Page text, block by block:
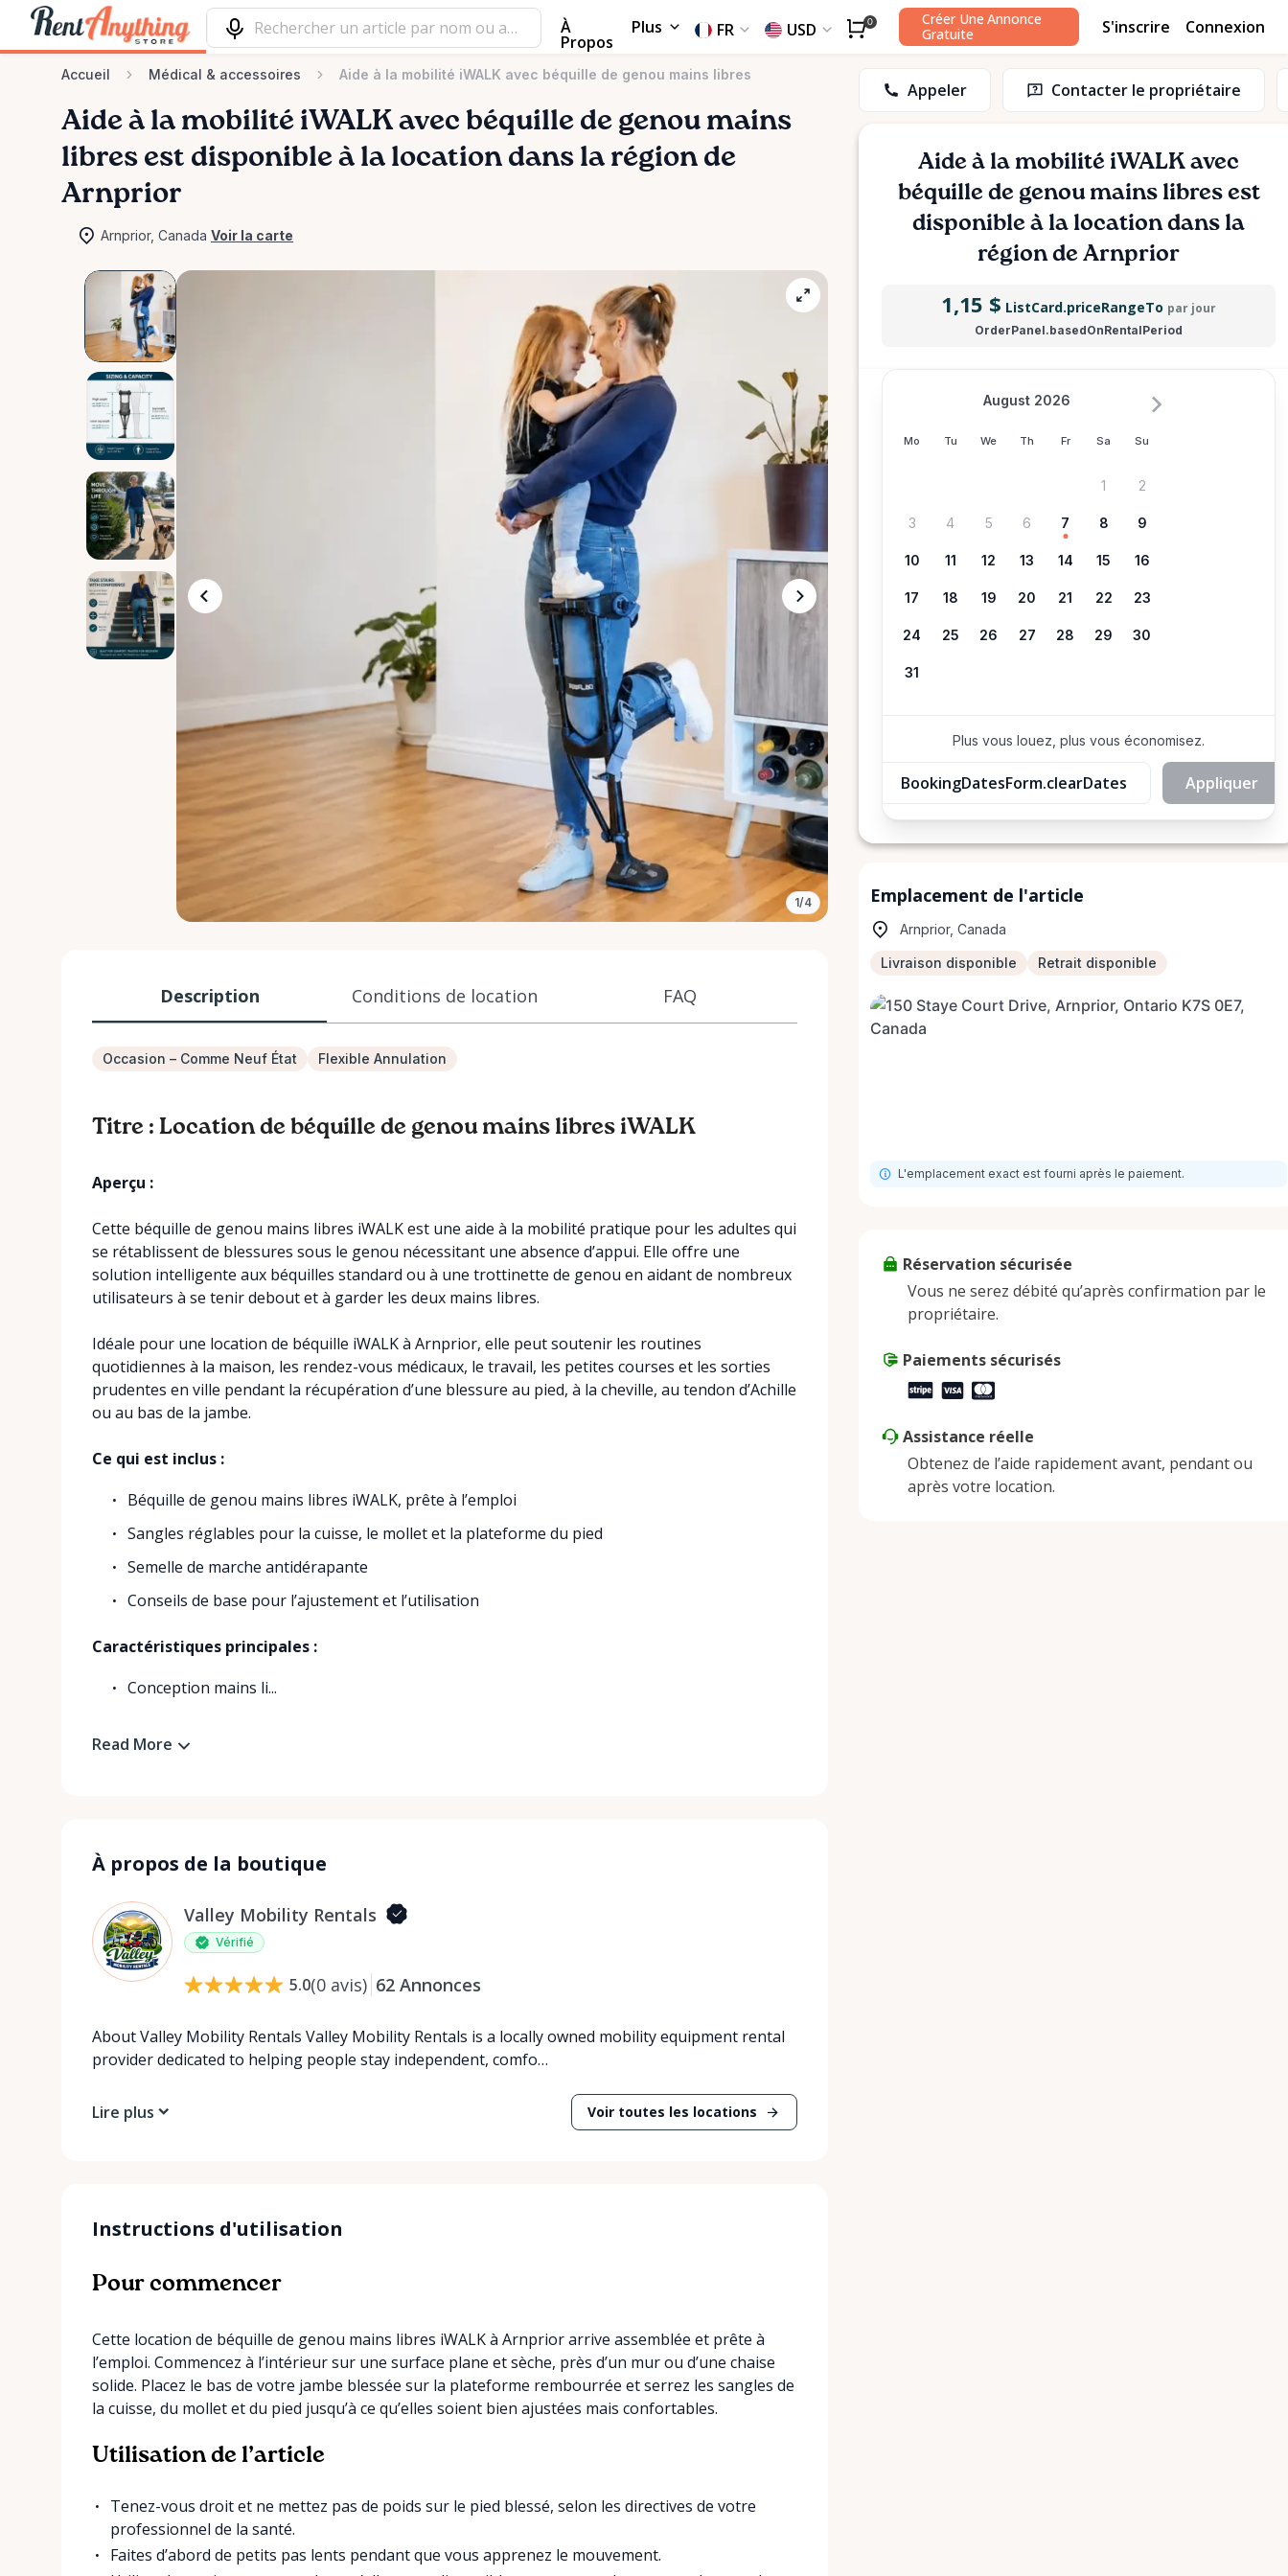
À
Propos
Plus FR USD 0
Créer Une Annonce
Gratuite
S'inscrire Connexion
Accueil Médical & accessoires Aide à la mobilité iWALK avec béquille de genou mains libres
Aide à la mobilité iWALK avec béquille de genou mains
libres est disponible à la location dans la région de
Arnprior
Arnprior, Canada Voir la carte
1/4
Description Conditions de location FAQ
Occasion – Comme Neuf État Flexible Annulation
Titre : Location de béquille de genou mains libres iWALK
Aperçu :
Cette béquille de genou mains libres iWALK est une aide à la mobilité pratique pour les adultes qui
se rétablissent de blessures sous le genou nécessitant une absence d’appui. Elle offre une
solution intelligente aux béquilles standard ou à une trottinette de genou en aidant de nombreux
utilisateurs à se tenir debout et à garder les deux mains libres.
Idéale pour une location de béquille iWALK à Arnprior, elle peut soutenir les routines
quotidiennes à la maison, les rendez-vous médicaux, le travail, les petites courses et les sorties
prudentes en ville pendant la récupération d’une blessure au pied, à la cheville, au tendon d’Achille
ou au bas de la jambe.
Ce qui est inclus :
Béquille de genou mains libres iWALK, prête à l’emploi
Sangles réglables pour la cuisse, le mollet et la plateforme du pied
Semelle de marche antidérapante
Conseils de base pour l’ajustement et l’utilisation
Caractéristiques principales :
Conception mains li...
Read More
À propos de la boutique
Valley Mobility Rentals
Vérifié
5.0(0 avis) 62 Annonces
About Valley Mobility Rentals Valley Mobility Rentals is a locally owned mobility equipment rental
provider dedicated to helping people stay independent, comfo…
Lire plus Voir toutes les locations
Instructions d'utilisation
Pour commencer
Cette location de béquille de genou mains libres iWALK à Arnprior arrive assemblée et prête à
l’emploi. Commencez à l’intérieur sur une surface plane et sèche, près d’un mur ou d’une chaise
solide. Placez le bas de votre jambe blessée sur la plateforme rembourrée et serrez les sangles de
la cuisse, du mollet et du pied jusqu’à ce qu’elles soient bien ajustées mais confortables.
Utilisation de l’article
Tenez-vous droit et ne mettez pas de poids sur le pied blessé, selon les directives de votre
professionnel de la santé.
Faites d’abord de petits pas lents pendant que vous apprenez le mouvement.
Appeler Contacter le propriétaire
Aide à la mobilité iWALK avec
béquille de genou mains libresest
disponible à la location dans la
région de Arnprior
1,15 $ ListCard.priceRangeTo par jour
OrderPanel.basedOnRentalPeriod
Mo Tu We Th Fr Sa Su
August 2026
1 2
3 4 5 6 7 8 9
10 11 12 13 14 15 16
17 18 19 20 21 22 23
24 25 26 27 28 29 30
31
Plus vous louez, plus vous économisez.
BookingDatesForm.clearDates Appliquer
Emplacement de l'article
Arnprior, Canada
Livraison disponible Retrait disponible
L'emplacement exact est fourni après le paiement.
Réservation sécurisée
Vous ne serez débité qu’après confirmation par le
propriétaire.
Paiements sécurisés
Assistance réelle
Obtenez de l’aide rapidement avant, pendant ou
après votre location.